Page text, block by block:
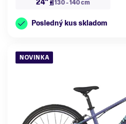
24"
130 - 140 cm
Posledný kus skladom
NOVINKA